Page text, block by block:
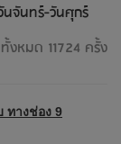
นจันทร์-วันศุกร์
งหมด 11724 ครั้ง
ทางช่อง 9